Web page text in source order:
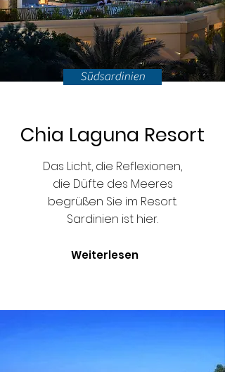
Südsardinien
Chia Laguna Resort
Das Licht, die Reflexionen,
die Düfte des Meeres
begrüßen Sie im Resort.
Sardinien ist hier.
Weiterlesen